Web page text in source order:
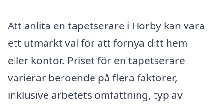
Att anlita en tapetserare i Hörby kan vara
ett utmärkt val för att förnya ditt hem
eller kontor. Priset för en tapetserare
varierar beroende på flera faktorer,
inklusive arbetets omfattning, typ av